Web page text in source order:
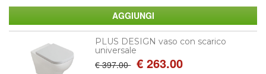
PLUS DESIGN vaso con scarico
universale
€ 397.00 € 263.00